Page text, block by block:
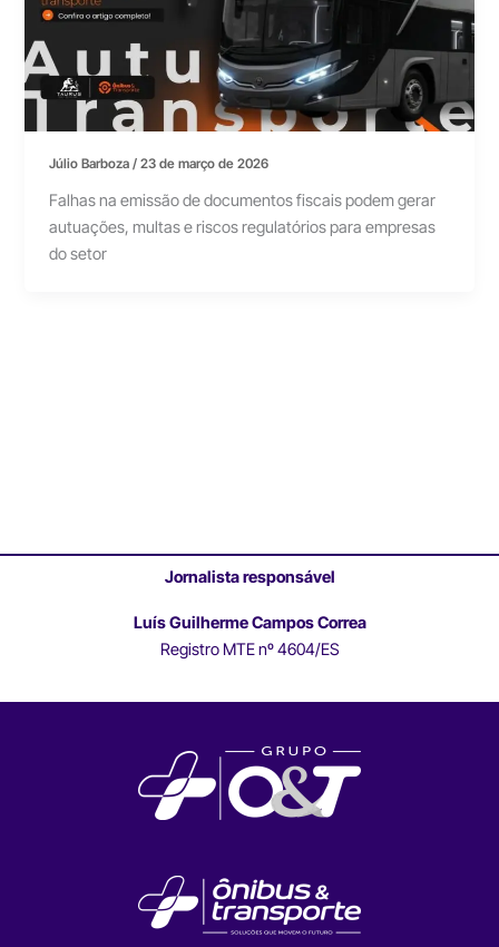
Júlio Barboza/23 de março de 2026
Falhas na emissão de documentos fiscais podem gerar
autuações, multas e riscos regulatórios para empresas
do setor
Jornalista responsável
Luís Guilherme Campos Correa
Registro MTE nº 4604/ES